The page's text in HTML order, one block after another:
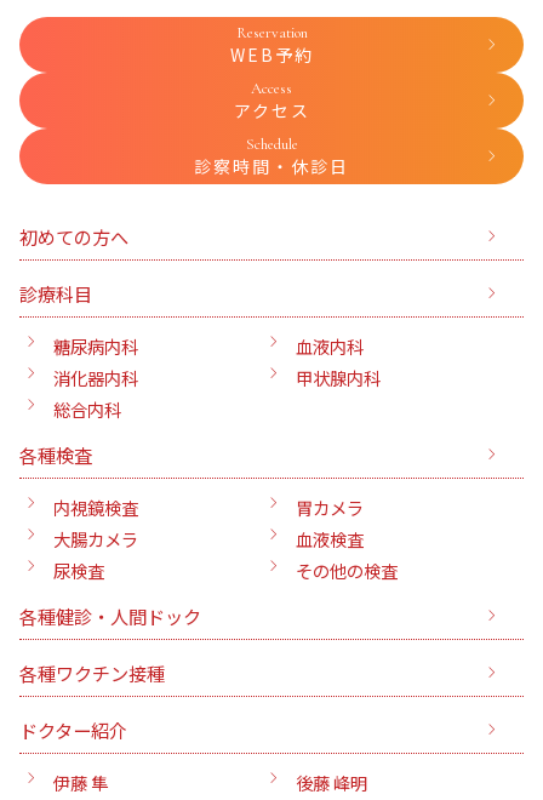
Reservation
WEB予約
Access
アクセス
Schedule
診察時間・休診日
初めての方へ
診療科目
糖尿病内科
血液内科
消化器内科
甲状腺内科
総合内科
各種検査
内視鏡検査
胃カメラ
大腸カメラ
血液検査
尿検査
その他の検査
各種健診・人間ドック
各種ワクチン接種
ドクター紹介
伊藤 隼
後藤 峰明